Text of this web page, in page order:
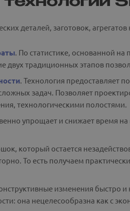
деталей, заготовок,
. По статистике, основанной на
двух традиционных этапов
. Технология предоставляет
задач. Позволяет
технологическими полостями.
упрощает и снижает время
который остается
То есть получаем
изменения быстро
она нецелесообразна как с